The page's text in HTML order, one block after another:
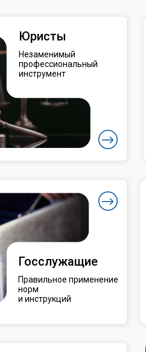
Юристы
Незаменимый
профессиональный
инструмент
Госслужащие
Правильное применение
норм
и инструкций